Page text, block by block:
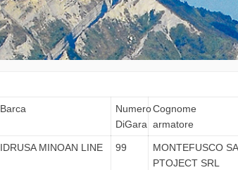
Barca
Numero
DiGara
Cognome
armatore
IDRUSA MINOAN LINE 99
MONTEFUSCO
PTOJECT SRL